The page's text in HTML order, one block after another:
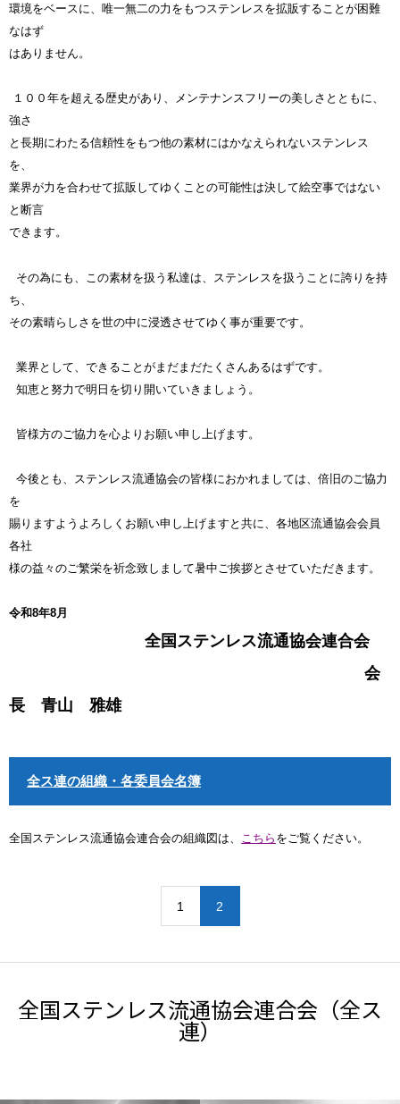
環境をベースに、唯一無二の力をもつステンレスを拡販することが困難
なはず
はありません。
１００年を超える歴史があり、メンテナンスフリーの美しさとともに、
強さ
と長期 にわたる信頼性をもつ他の素材にはかなえられないステンレス
を、
業界が力を合わせて拡販してゆくことの可能性は決して絵空事ではない
と断言
できます。
その為にも、この素材を扱う私達は、ステンレスを扱うことに誇りを持
ち、
その素晴らしさを世の中に浸透させてゆく事が重要です。
業界として、できることがまだまだたくさんあるはずです。
知恵と努力で明日を切り開いていきましょう。
皆様方のご協力を心よりお願い申し上げます。
今後とも、ステンレス流通協会の皆様におかれましては、倍旧のご協力
を
賜りますようよろしくお願い申し上げますと共に、各地区流通協会会員
各社
様の益々のご繁栄を祈念致しまして暑中ご挨拶とさせていただきます。
令和8年8月
全国ステンレス流通協会連合会
会
長 青山 雅雄
全ス連の組織・各委員会名簿
全国ステンレス流通協会連合会の組織図は、 こちら をご覧ください。
1 2
全国ステンレス流通協会連合会（全ス
連）